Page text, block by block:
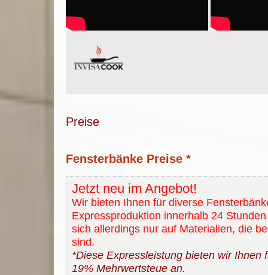
Preise
Fensterbänke Preise *
Jetzt neu im Angebot!
Wir bieten Ihnen für diverse
Expressproduktion innerhalb 24
sich allerdings nur auf Materialien, die
sind.
*Diese Expressleistung bieten wir Ihnen
19% Mehrwertsteue an.